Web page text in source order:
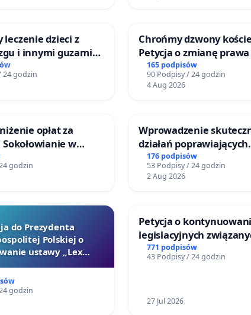
leczenie dzieci z
i innymi guzami
Dziecka w
24 godzin
Chrońmy dzwony
Petycja o zmianę prawa
165 podpisów
90 Podpisy / 24 godzin
4 Aug 2026
opłat za
Sokołowianie w
Ośrodku Kultury
godzin
Wprowadzenie
działań poprawiających
bezpieczeństwo na ulicy
Żeromskiego w
176 podpisów
53 Podpisy / 24 godzin
2 Aug 2026
do Prezydenta
Polskiej o
ustawy „Lex
godzin
Petycja o
legislacyjnych
reformą prawa
771 podpisów
43 Podpisy / 24 godzin
27 Jul 2026